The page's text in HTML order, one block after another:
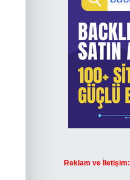
Reklam ve İletişim: